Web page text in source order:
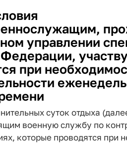
управлении
при
суток отдыха
военную службу по
которые проводятся при